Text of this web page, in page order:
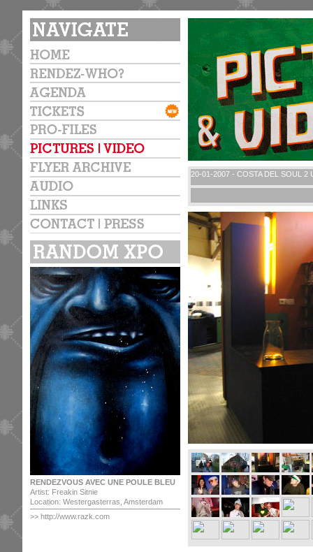
RENDEZVOUS AVEC UNE POULE BLEU
Artist: Freakin Sitnie
Location: Westergasterras, Amsterdam
>> http://www.razk.com
20-01-2007 - COSTA DEL SOUL 2